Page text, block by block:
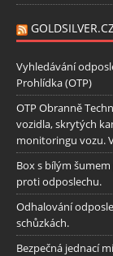
Vyhledávání
Prohlídka (OTP)
OTP Obranně
vozidla, skrytých
monitoringu vozu.
Box s bílým
proti odposlechu.
Odhalování
schůzkách.
Bezpečná jednací